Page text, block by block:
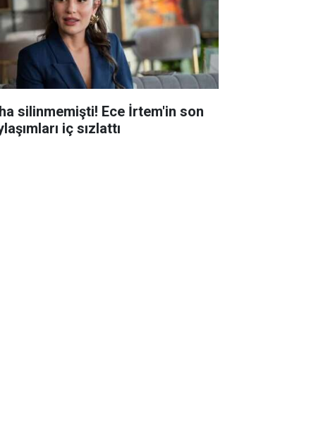
silinmemişti! Ece İrtem'in son
iç sızlattı